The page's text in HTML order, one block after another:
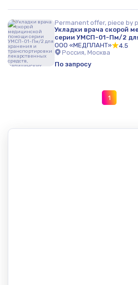
Permanent offer, piece by
Укладки врача скорой
серии УМСП-01-Пм/2
транспортировки
медицинских
ООО «МЕДПЛАНТ»
4.5
Россия, Москва
По запросу
1